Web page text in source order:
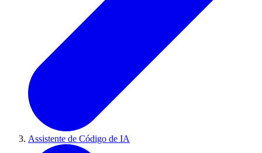
Assistente de Código de IA